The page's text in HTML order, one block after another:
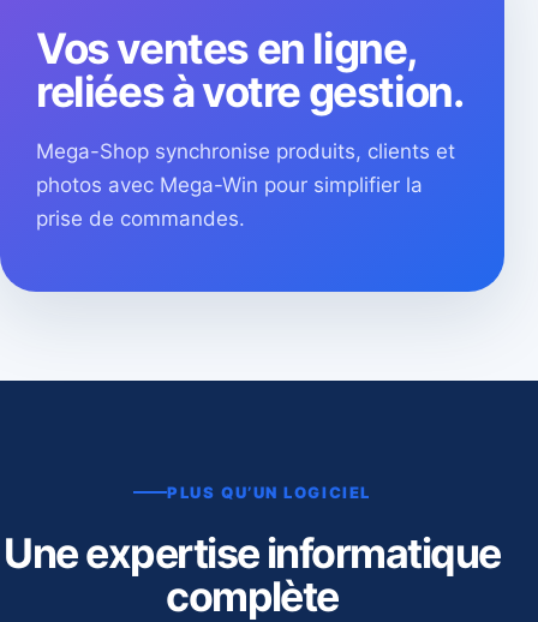
Vos ventes en ligne,
reliées à votre gestion.
Mega-Shop synchronise produits, clients et
photos avec Mega-Win pour simplifier la
prise de commandes.
PLUS QU’UN LOGICIEL
Une expertise informatique
complète